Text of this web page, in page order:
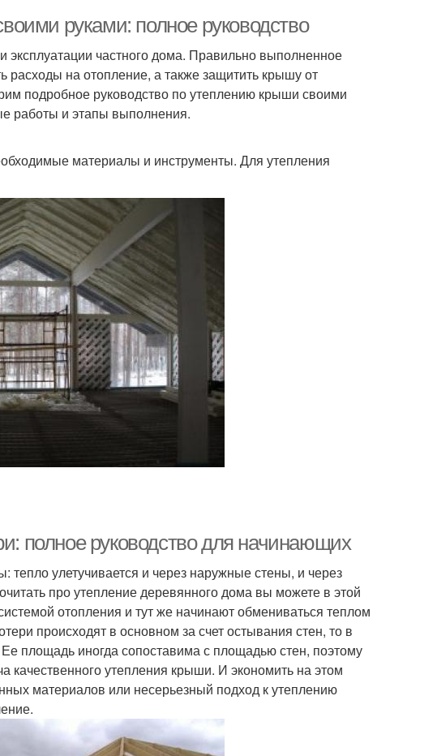
руками: полное руководство
эксплуатации частного дома. Правильно выполненное
расходы на отопление, а также защитить крышу от
подробное руководство по утеплению крыши своими
работы и этапы выполнения.
материалы и инструменты. Для утепления
полное руководство для начинающих
улетучивается и через наружные стены, и через
про утепление деревянного дома вы можете в этой
отопления и тут же начинают обмениваться теплом
происходят в основном за счет остывания стен, то в
площадь иногда сопоставима с площадью стен, поэтому
качественного утепления крыши. И экономить на этом
материалов или несерьезный подход к утеплению